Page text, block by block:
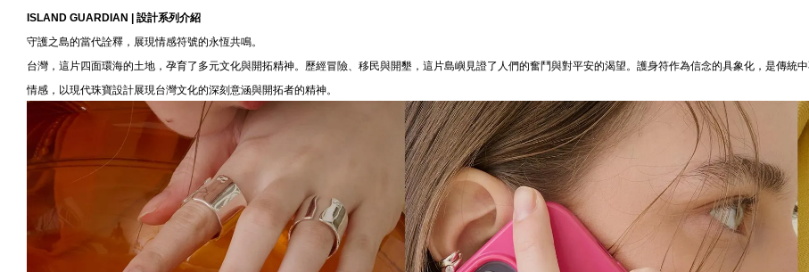
ISLAND GUARDIAN | 設計系列介紹
守護之島的當代詮釋，展現情感符號的永恆共鳴。
台灣，這片四面環海的土地，孕育了多元文化與開拓精神。歷經冒險、移民與開墾，這片島嶼見證了人們的奮鬥與對平安的渴望。護身符作為信念的具象化，是傳統
情感，以現代珠寶設計展現台灣文化的深刻意涵與開拓者的精神。